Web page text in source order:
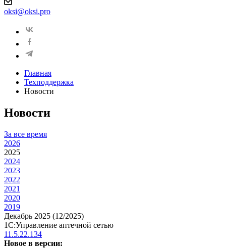
oksi@oksi.pro
Главная
Техподдержка
Новости
Новости
За все время
2026
2025
2024
2023
2022
2021
2020
2019
Декабрь 2025 (12/2025)
1С:Управление аптечной сетью
11.5.22.134
Новое в версии: